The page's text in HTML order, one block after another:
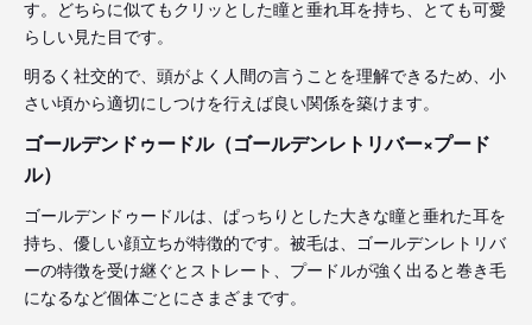
す。どちらに似てもクリッとした瞳と垂れ耳を持ち、とても可愛
らしい見た目です。
明るく社交的で、頭がよく人間の言うことを理解できるため、小
さい頃から適切にしつけを行えば良い関係を築けます。
ゴールデンドゥードル（ゴールデンレトリバー×プード
ル）
ゴールデンドゥードルは、ぱっちりとした大きな瞳と垂れた耳を
持ち、優しい顔立ちが特徴的です。被毛は、ゴールデンレトリバ
ーの特徴を受け継ぐとストレート、プードルが強く出ると巻き毛
になるなど個体ごとにさまざまです。